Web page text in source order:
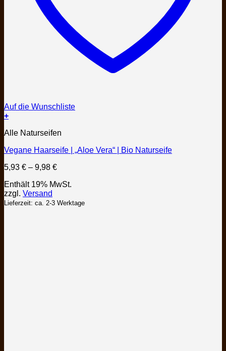
Auf die Wunschliste
+
Produkt
mehrere
auf.
Optionen
können
auf
Alle Naturseifen
Vegane Haarseife | „Aloe Vera“ | Bio Naturseife
5,93 € – 9,98 €Preisspanne:
bis
Enthält 19% MwSt.
zzgl. Versand
Lieferzeit: ca. 2-3 Werktage